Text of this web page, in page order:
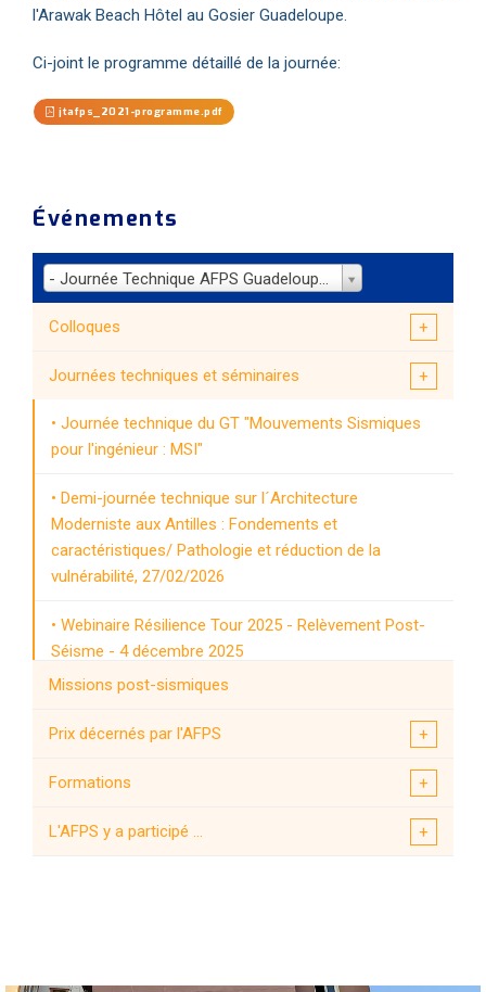
l'Arawak Beach Hôtel au Gosier Guadeloupe.
Ci-joint le programme détaillé de la journée:
jtafps_2021-programme.pdf
Événements
- Journée Technique AFPS Guadeloupe du 17 novembre 2021
Colloques
Journées techniques et séminaires
Journée technique du GT "Mouvements Sismiques
pour l'ingénieur : MSI"
Demi-journée technique sur l´Architecture
Moderniste aux Antilles : Fondements et
caractéristiques/ Pathologie et réduction de la
vulnérabilité, 27/02/2026
Webinaire Résilience Tour 2025 - Relèvement Post-
Séisme - 4 décembre 2025
Retour d'expérience post séisme incarné à l'Aquila et
Amatrice - du 18 au 20 septembre 2025
Journée technique sur le thème de la nouvelle
Journée Technique AFPS /CERC des 4 et 6 juin 2025
Missions post-sismiques
Prix décernés par l'AFPS
Formations
L'AFPS y a participé ...